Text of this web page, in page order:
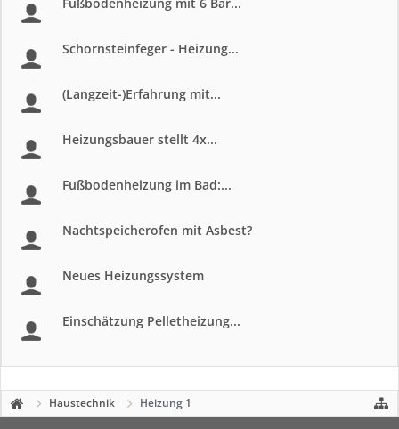
Schornsteinfeger - Heizung...
(Langzeit-)Erfahrung mit...
Heizungsbauer stellt 4x...
Fußbodenheizung im Bad:...
Nachtspeicherofen mit Asbest?
Neues Heizungssystem
Einschätzung Pelletheizung...
Haustechnik Heizung 1